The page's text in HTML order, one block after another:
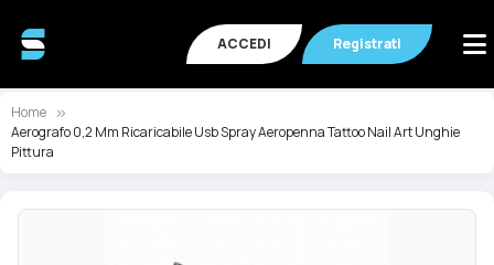
ACCEDI Registrati
Home
Aerografo 0,2 Mm Ricaricabile Usb Spray Aeropenna Tattoo Nail Art Unghie
Pittura
Vai
Vai